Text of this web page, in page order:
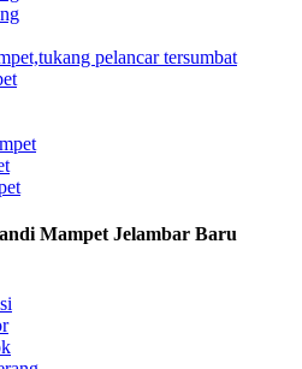
pelancar tersumbat
Mampet Jelambar Baru